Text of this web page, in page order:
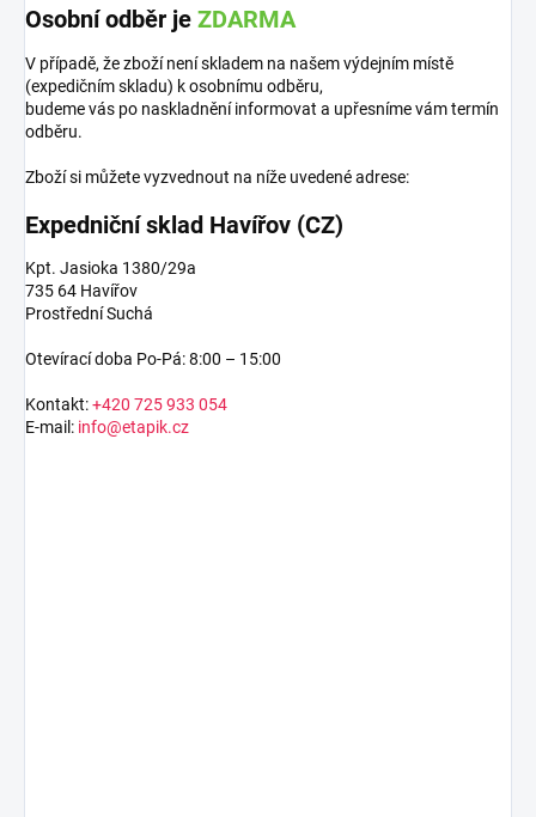
Osobní odběr je ZDARMA
V případě, že zboží není skladem na našem výdejním místě
(expedičním skladu) k osobnímu odběru,
budeme vás po naskladnění informovat a upřesníme vám termín
odběru.
Zboží si můžete vyzvednout na níže uvedené adrese:
Expedniční sklad Havířov (CZ)
Kpt. Jasioka 1380/29a
735 64 Havířov
Prostřední Suchá
Otevírací doba Po-Pá: 8:00 – 15:00
Kontakt:+420 725 933 054
E-mail: info@etapik.cz